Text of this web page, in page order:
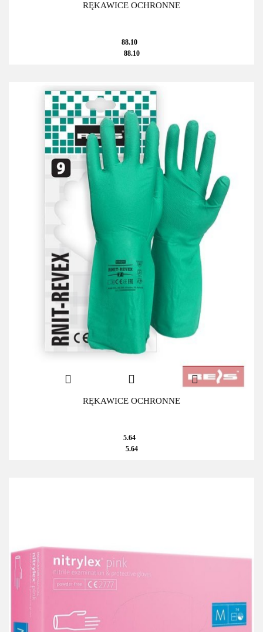
RĘKAWICE OCHRONNE
88.10
88.10
RĘKAWICE OCHRONNE
5.64
5.64